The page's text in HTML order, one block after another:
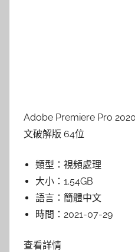
Adobe Premiere Pro
文破解版 64位
類型： 視頻處理
大小： 1.54GB
語言： 簡體中文
時間： 2021-07-29
查看詳情